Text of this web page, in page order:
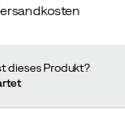
dieses Produkt?